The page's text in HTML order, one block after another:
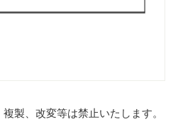
製、改変等は禁止いたします。